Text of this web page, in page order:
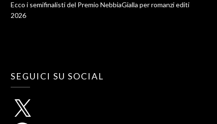
Ecco i semifinalisti del Premio NebbiaGialla per romanzi editi
2026
SEGUICI SU SOCIAL